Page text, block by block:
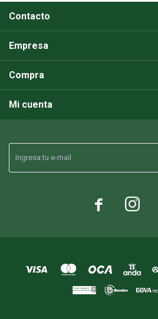
 
Contacto
Empresa
Compra
Mi cuenta